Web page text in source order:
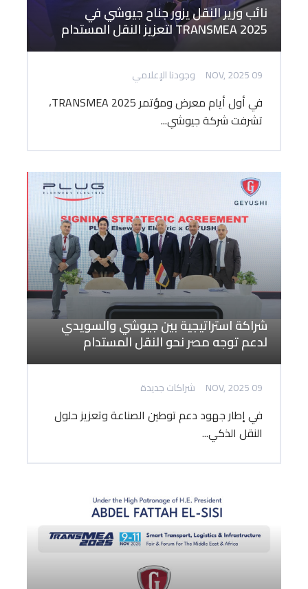
نائب وزير النقل يزور جناح جيوشي في
TRANSMEA 2025 لتعزيز النقل المستدام
09 NOV, 2025 وجودنا الإعلامي
في أول أيام معرض ومؤتمر TRANSMEA 2025،
تشرفت شركة جيوشي...
شراكة استراتيجية بين جيوشي والسويدي
لدعم توجه مصر نحو النقل المستدام
09 NOV, 2025 شراكات جديدة
في إطار جهود دعم توطين الصناعة وتعزيز حلول
النقل الذكي...